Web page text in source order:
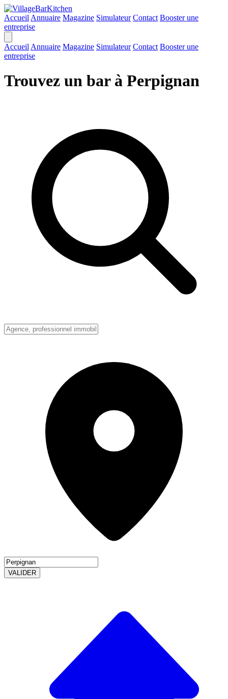
Accueil Annuaire Magazine Simulateur Contact Booster une
entreprise
Accueil Annuaire Magazine Simulateur Contact Booster une
entreprise
Trouvez un bar à Perpignan
VALIDER